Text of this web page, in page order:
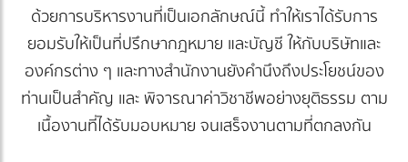
ด้วยการบริหารงานที่เป็นเอกลักษณ์นี้ ทำให้เราได้รับการ
ยอมรับให้เป็นที่ปรึกษากฎหมาย และบัญชี ให้กับบริษัทและ
องค์กรต่าง ๆ และทางสำนักงานยังคำนึงถึงประโยชน์ของ
ท่านเป็นสำคัญ และ พิจารณาค่าวิชาชีพอย่างยุติธรรม ตาม
เนื้องานที่ได้รับมอบหมาย จนเสร็จงานตามที่ตกลงกัน